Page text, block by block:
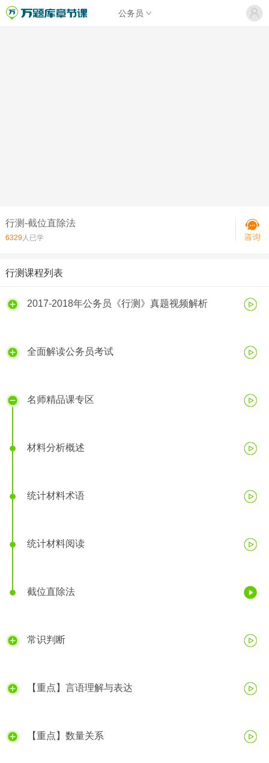
公务员
行测-截位直除法
6329人已学
行测课程列表
2017-2018年公务员《行测》真题视频解析
全面解读公务员考试
名师精品课专区
材料分析概述
统计材料术语
统计材料阅读
截位直除法
常识判断
【重点】言语理解与表达
【重点】数量关系